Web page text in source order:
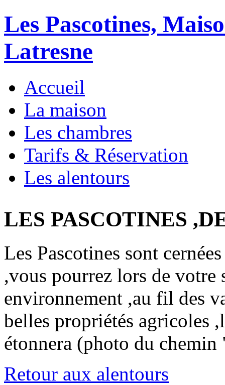
Les Pascotines,
Latresne
Accueil
La maison
Les chambres
Tarifs & Réservation
Les alentours
LES PASCOTINES
Les Pascotines sont
,vous pourrez lors de votre
environnement ,au fil des
belles propriétés agricoles
étonnera (photo du
Retour aux alentours